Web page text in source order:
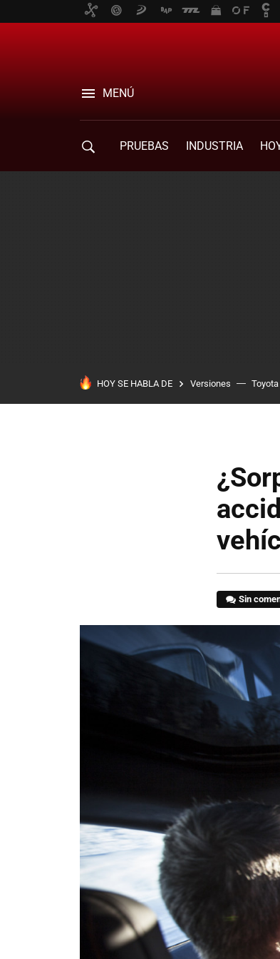
MENÚ
PRUEBAS INDUSTRIA
HOY SE HABLA DE Versiones Toyota
Sin